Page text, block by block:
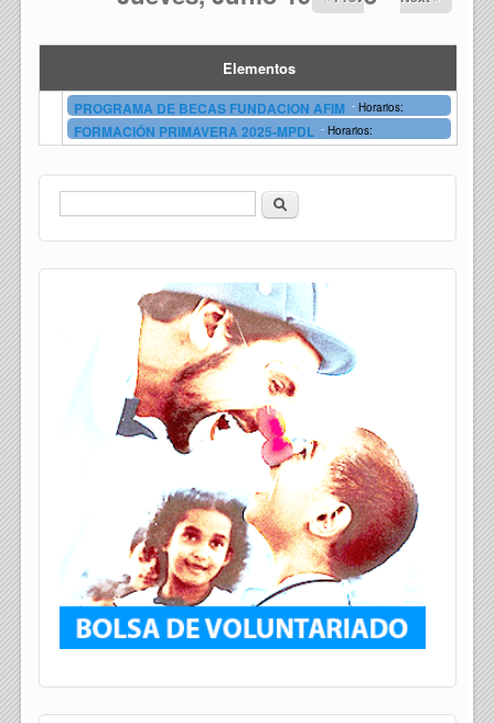
Elementos
PROGRAMA DE BECAS FUNDACION AFIM - Horarios:
FORMACIÓN PRIMAVERA 2025-MPDL - Horarios:
Formulario de búsqueda
Buscar